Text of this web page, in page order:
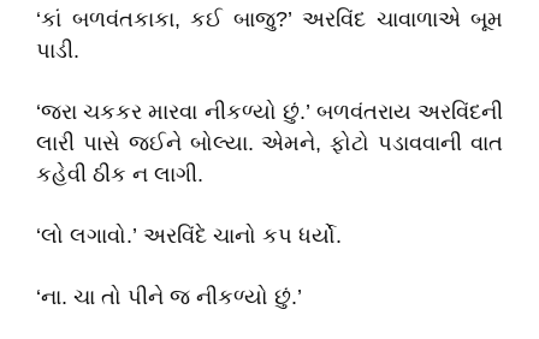
‘કાં બળવંતકાકા, કઈ બાજુ?’ અરવિંદ ચાવાળાએ બૂમ
પાડી.
‘જરા ચકકર મારવા નીકળ્યો છું.’ બળવંતરાય અરવિંદની
લારી પાસે જઈને બોલ્યા. એમને, ફોટો પડાવવાની વાત
કહેવી ઠીક ન લાગી.
‘લો લગાવો.’ અરવિંદે ચાનો કપ ધર્યો.
‘ના. ચા તો પીને જ નીકળ્યો છું.’